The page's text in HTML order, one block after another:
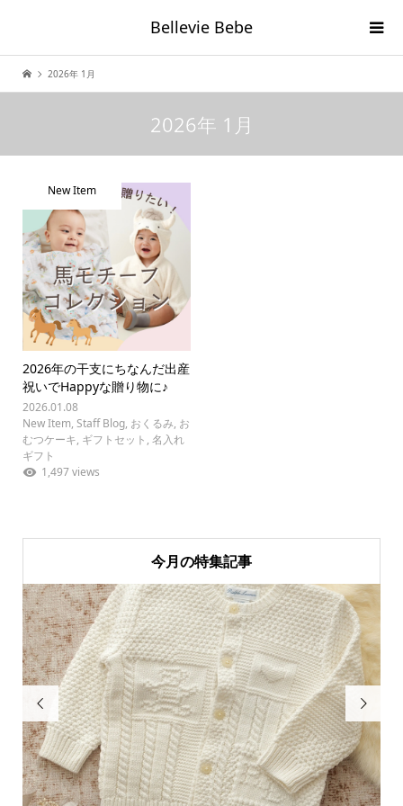
Bellevie Bebe
2026年 1月
2026年 1月
New Item
2026年の干支にちなんだ出産
祝いでHappyな贈り物に♪
2026.01.08
New Item, Staff Blog, おくるみ, お
むつケーキ, ギフトセット , 名入れ
ギフト
1,497 views
今月の特集記事
 